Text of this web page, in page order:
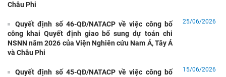
Châu Phi
Quyết định số 46-QĐ/NATACP về việc công bố
công khai Quyết định giao bổ sung dự toán chi
NSNN năm 2026 của Viện Nghiên cứu Nam Á, Tây Á
và Châu Phi
25/06/2026
Quyết định số 45-QĐ/NATACP về việc công bố
15/06/2026